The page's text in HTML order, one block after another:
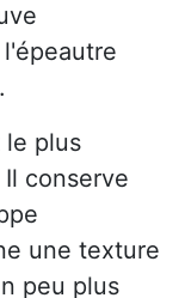
le plus
conserve
une texture
peu plus